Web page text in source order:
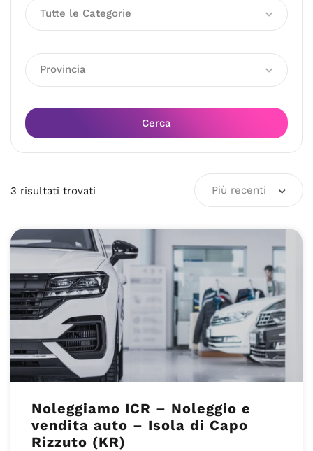
Tutte le Categorie
Provincia
Cerca
3 risultati trovati Più recenti
Noleggiamo ICR – Noleggio e
vendita auto – Isola di Capo
Rizzuto (KR)